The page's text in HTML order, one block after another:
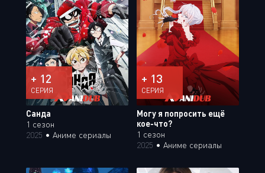
+ 12
СЕРИЯ
Санда
1 сезон
2025 • Аниме сериалы
+ 13
СЕРИЯ
Могу я попросить ещё
кое-что?
1 сезон
2025 • Аниме сериалы